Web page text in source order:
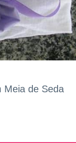
Meia de Seda